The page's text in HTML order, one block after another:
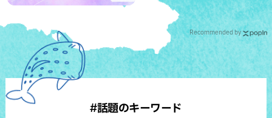
Recommended by
#話題のキーワード